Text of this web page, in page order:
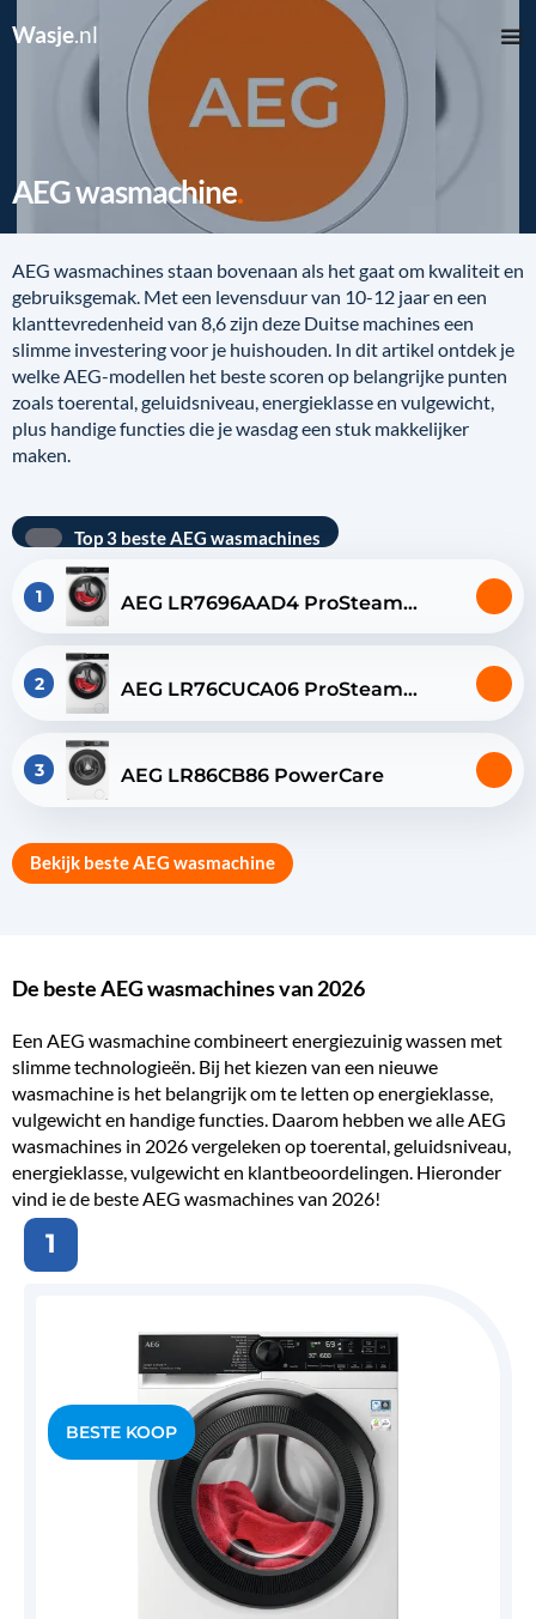
Wasje.nl
AEG wasmachine
AEG wasmachines staan bovenaan als het gaat om kwaliteit en
gebruiksgemak. Met een levensduur van 10-12 jaar en een
klanttevredenheid van 8,6 zijn deze Duitse machines een
slimme investering voor je huishouden. In dit artikel ontdek je
welke AEG-modellen het beste scoren op belangrijke punten
zoals toerental, geluidsniveau, energieklasse en vulgewicht,
plus handige functies die je wasdag een stuk makkelijker
maken.
Top 3 beste AEG wasmachines
1
AEG LR7696AAD4 ProSteam
2
AEG LR76CUCA06 ProSteam
3 AEG LR86CB86 PowerCare
Bekijk beste AEG wasmachine
De beste AEG wasmachines van 2026
Een AEG wasmachine combineert energiezuinig wassen met
slimme technologieën. Bij het kiezen van een nieuwe
wasmachine is het belangrijk om te letten op energieklasse,
vulgewicht en handige functies. Daarom hebben we alle AEG
wasmachines in 2026 vergeleken op toerental, geluidsniveau,
energieklasse, vulgewicht en klantbeoordelingen. Hieronder
vind je de beste AEG wasmachines van 2026!
1